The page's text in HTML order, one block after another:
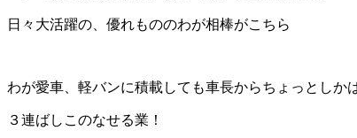
日々大活躍の、優れもののわが相棒がこちら
わが愛車、軽バンに積載しても車長からちょっとしか
３連ばしこのなせる業！